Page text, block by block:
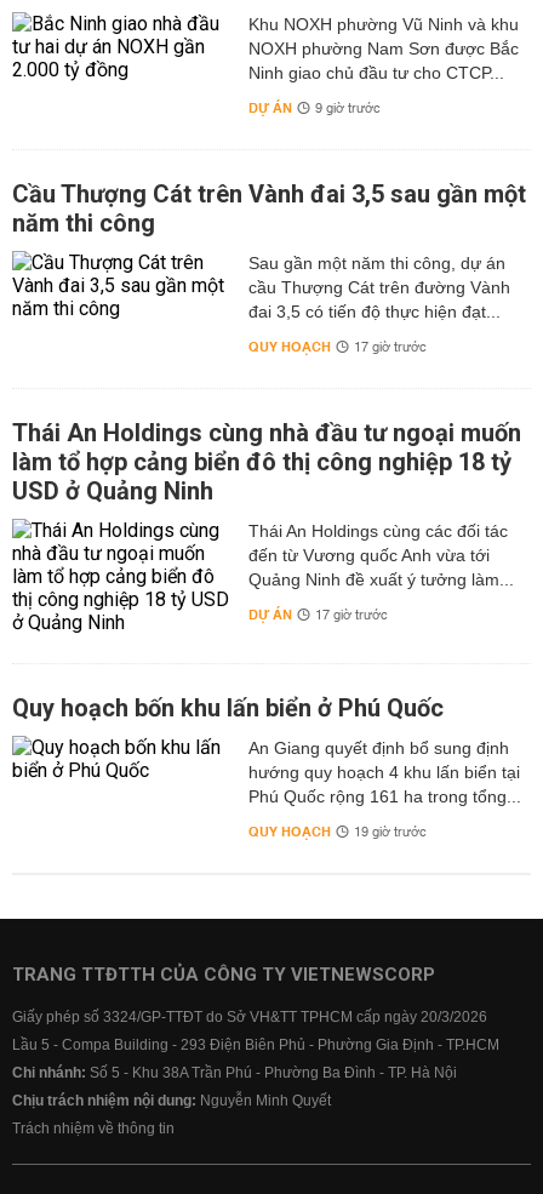
Khu NOXH phường Vũ Ninh và khu
NOXH phường Nam Sơn được Bắc
Ninh giao chủ đầu tư cho CTCP...
DỰ ÁN 9 giờ trước
Cầu Thượng Cát trên Vành đai 3,5 sau gần một
năm thi công
Sau gần một năm thi công, dự án
cầu Thượng Cát trên đường Vành
đai 3,5 có tiến độ thực hiện đạt...
QUY HOẠCH 17 giờ trước
Thái An Holdings cùng nhà đầu tư ngoại muốn
làm tổ hợp cảng biển đô thị công nghiệp 18 tỷ
USD ở Quảng Ninh
Thái An Holdings cùng các đối tác
đến từ Vương quốc Anh vừa tới
Quảng Ninh đề xuất ý tưởng làm...
DỰ ÁN 17 giờ trước
Quy hoạch bốn khu lấn biển ở Phú Quốc
An Giang quyết định bổ sung định
hướng quy hoạch 4 khu lấn biển tại
Phú Quốc rộng 161 ha trong tổng...
QUY HOẠCH 19 giờ trước
TRANG TTĐTTH CỦA CÔNG TY VIETNEWSCORP
Giấy phép số 3324/GP-TTĐT do Sở VH&TT TPHCM cấp ngày 20/3/2026
Lầu 5 - Compa Building - 293 Điện Biên Phủ - Phường Gia Định - TP.HCM
Chi nhánh: Số 5 - Khu 38A Trần Phú - Phường Ba Đình - TP. Hà Nội
Chịu trách nhiệm nội dung: Nguyễn Minh Quyết
Trách nhiệm về thông tin